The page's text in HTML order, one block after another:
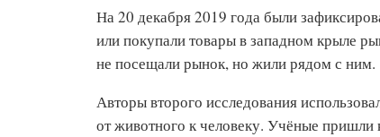
На 20 декабря 2019 года были
или покупали товары в западном крыле
не посещали рынок, но жили рядом с ним.
Авторы второго исследования
от животного к человеку. Учёные пришли